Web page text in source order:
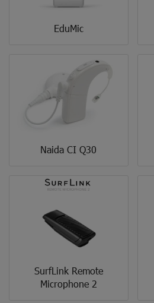
EduMic
Naida CI Q30
SurfLink Remote
Microphone 2